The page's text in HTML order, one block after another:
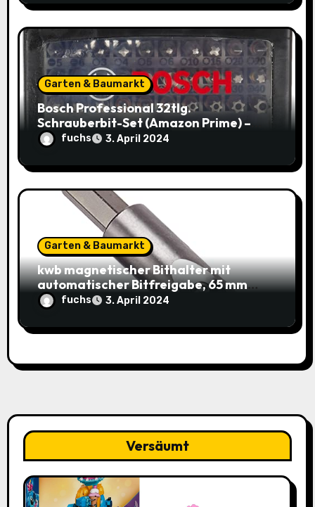
Garten & Baumarkt
Bosch Professional 32tlg.
Schrauberbit-Set (Amazon Prime) –
Jetzt nur 9,95€ statt 14,29€
fuchs 3. April 2024
Garten & Baumarkt
kwb magnetischer Bithalter mit
automatischer Bitfreigabe, 65 mm
Länge und 2x Säbelsägeblatt HCS
Stahl 1/2“ Universalschaft für 3,99€
(-58% / vorher 9,48€) bei Amazon
fuchs 3. April 2024
Versäumt